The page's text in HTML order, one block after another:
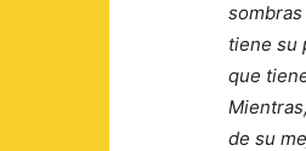
tiene su
que
de su